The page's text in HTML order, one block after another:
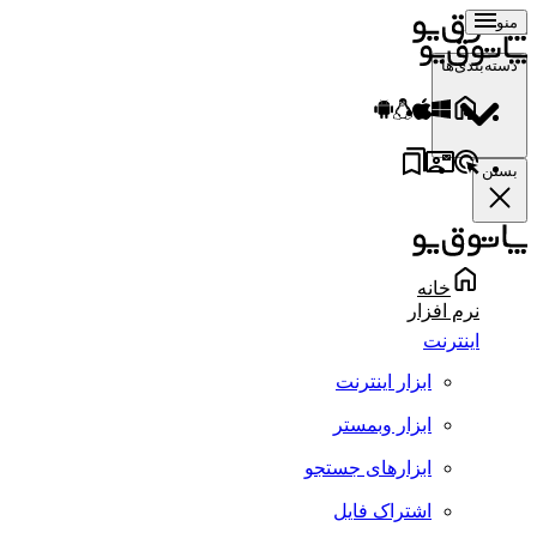
منو
دسته‌بندی‌ها
بستن
خانه
نرم افزار
اینترنت
ابزار اینترنت
ابزار وبمستر
ابزارهای جستجو
اشتراک فایل